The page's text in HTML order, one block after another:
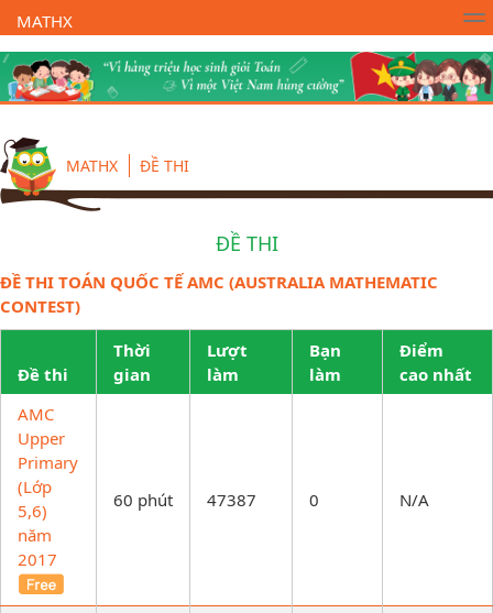
MATHX
Trường Toán Online MATHX Học toán - Lớp 1
MATHX ĐỀ THI
ĐỀ THI
ĐỀ THI TOÁN QUỐC TẾ AMC (AUSTRALIA MATHEMATIC
CONTEST)
Đề thi
Thời
gian
Lượt
làm
Bạn
làm
Điểm
cao nhất
AMC
Upper
Primary
(Lớp
5,6)
năm
2017
60 phút 47387 0 N/A